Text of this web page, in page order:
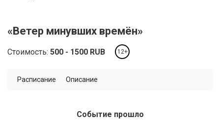
«Ветер минувших времён»
Стоимость: 500 1500 RUB 12+
Расписание Описание
Событие прошло